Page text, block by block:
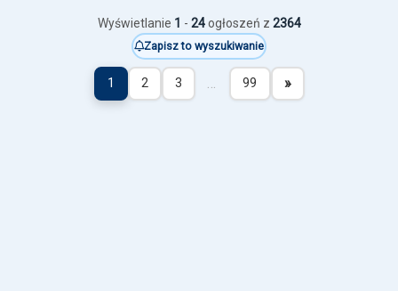
Wyświetlanie 1 - 24ogłoszeń z 2364
Zapisz to wyszukiwanie
1 2 3 99 »